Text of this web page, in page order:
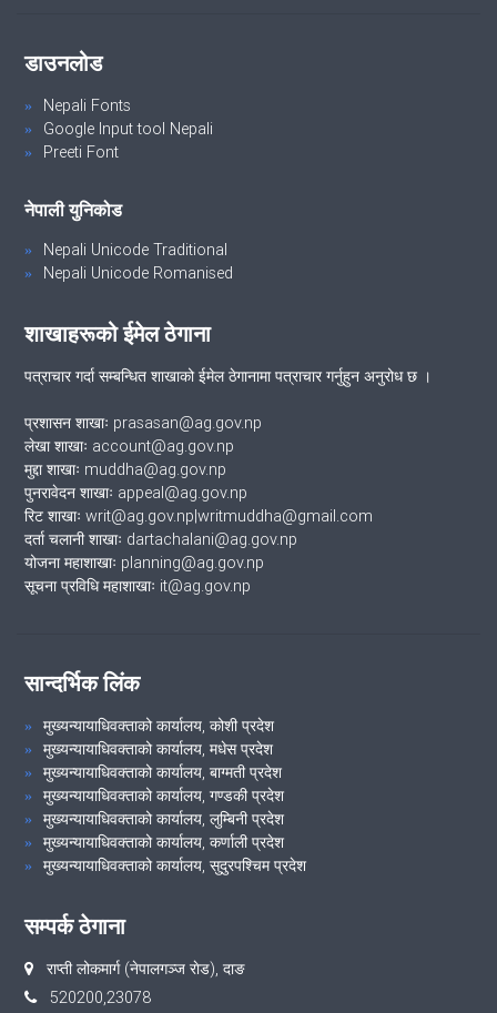
डाउनलोड
Nepali Fonts
Google Input tool Nepali
Preeti Font
नेपाली युनिकोड
Nepali Unicode Traditional
Nepali Unicode Romanised
शाखाहरूको ईमेल ठेगाना
पत्राचार गर्दा सम्बन्धित शाखाको ईमेल ठेगानामा पत्राचार गर्नुहुन अनुरोध छ ।
प्रशासन शाखाः prasasan@ag.gov.np
लेखा शाखाः account@ag.gov.np
मुद्दा शाखाः muddha@ag.gov.np
पुनरावेदन शाखाः appeal@ag.gov.np
रिट शाखाः writ@ag.gov.np|writmuddha@gmail.com
दर्ता चलानी शाखाः dartachalani@ag.gov.np
योजना महाशाखाः planning@ag.gov.np
सूचना प्रविधि महाशाखाः it@ag.gov.np
सान्दर्भिक लिंक
मुख्यन्यायाधिवक्ताको कार्यालय, कोशी प्रदेश
मुख्यन्यायाधिवक्ताको कार्यालय, मधेस प्रदेश
मुख्यन्यायाधिवक्ताको कार्यालय, बाग्मती प्रदेश
मुख्यन्यायाधिवक्ताको कार्यालय, गण्डकी प्रदेश
मुख्यन्यायाधिवक्ताको कार्यालय, लुम्बिनी प्रदेश
मुख्यन्यायाधिवक्ताको कार्यालय, कर्णाली प्रदेश
मुख्यन्यायाधिवक्ताको कार्यालय, सुदुरपश्चिम प्रदेश
सम्पर्क ठेगाना
राप्ती लोकमार्ग (नेपालगञ्ज राेड), दाङ
520200,23078